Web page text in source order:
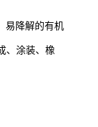
易降解的有机
、涂装、橡